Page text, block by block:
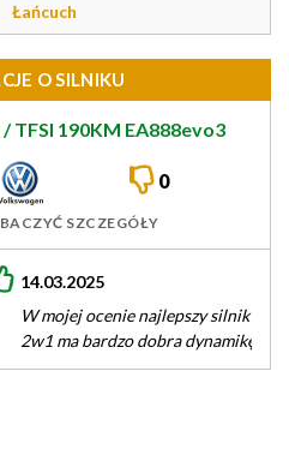
Łańcuch
O SILNIKU
TFSI 190KM EA888evo3
0
SZCZEGÓŁY
do kompaktów z koncernu VW.
a przy delikatnym